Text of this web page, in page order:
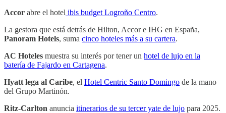
Accor abre el hotel ibis budget Logroño Centro.
La gestora que está detrás de Hilton, Accor e IHG en España,
Panoram Hotels, suma cinco hoteles más a su cartera.
AC Hoteles muestra su interés por tener un hotel de lujo en la
batería de Fajardo en Cartagena.
Hyatt lega al Caribe, el Hotel Centric Santo Domingo de la mano
del Grupo Martinón.
Ritz-Carlton anuncia itinerarios de su tercer yate de lujo para 2025.